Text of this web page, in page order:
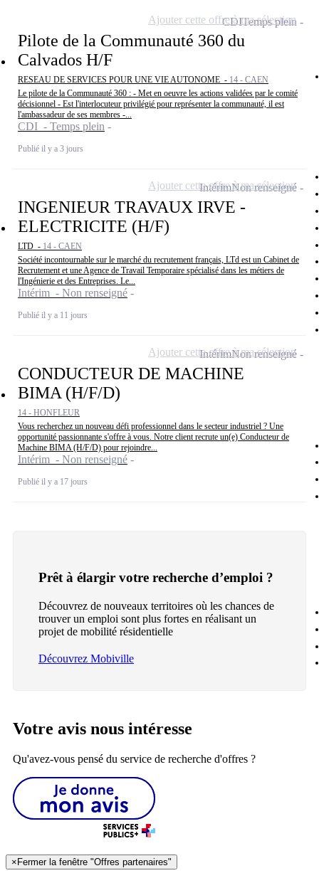
Pilote de la Communauté 360 du
Calvados H/F
RESEAU DE SERVICES POUR UNE VIE AUTONOME - 14 - CAEN
Le pilote de la Communauté 360 : - Met en oeuvre les actions validées par le comité
décisionnel - Est l'interlocuteur privilégié pour représenter la communauté, il est
l'ambassadeur de ses membres -...
CDI - Temps plein
Publié il y a 3 jours
CDITemps plein
Ajouter cette offre à ma sélection
INGENIEUR TRAVAUX IRVE -
ELECTRICITE (H/F)
LTD - 14 - CAEN
Société incontournable sur le marché du recrutement français, LTd est un Cabinet de
Recrutement et une Agence de Travail Temporaire spécialisé dans les métiers de
l'Ingénierie et des Entreprises. Le...
Intérim - Non renseigné
Publié il y a 11 jours
IntérimNon renseigné
Ajouter cette offre à ma sélection
CONDUCTEUR DE MACHINE
BIMA (H/F/D)
14 - HONFLEUR
Vous recherchez un nouveau défi professionnel dans le secteur industriel ? Une
opportunité passionnante s'offre à vous. Notre client recrute un(e) Conducteur de
Machine BIMA (H/F/D) pour rejoindre...
Intérim - Non renseigné
Publié il y a 17 jours
IntérimNon renseigné
Ajouter cette offre à ma sélection
Prêt à élargir votre recherche d’emploi ?
Découvrez de nouveaux territoires où les chances de
trouver un emploi sont plus fortes en réalisant un
projet de mobilité résidentielle
Découvrez Mobiville
Votre avis nous intéresse
Qu'avez-vous pensé du service de recherche d'offres ?
× Fermer la fenêtre "Offres partenaires"